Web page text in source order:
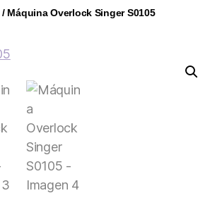
/ Máquina Overlock Singer S0105